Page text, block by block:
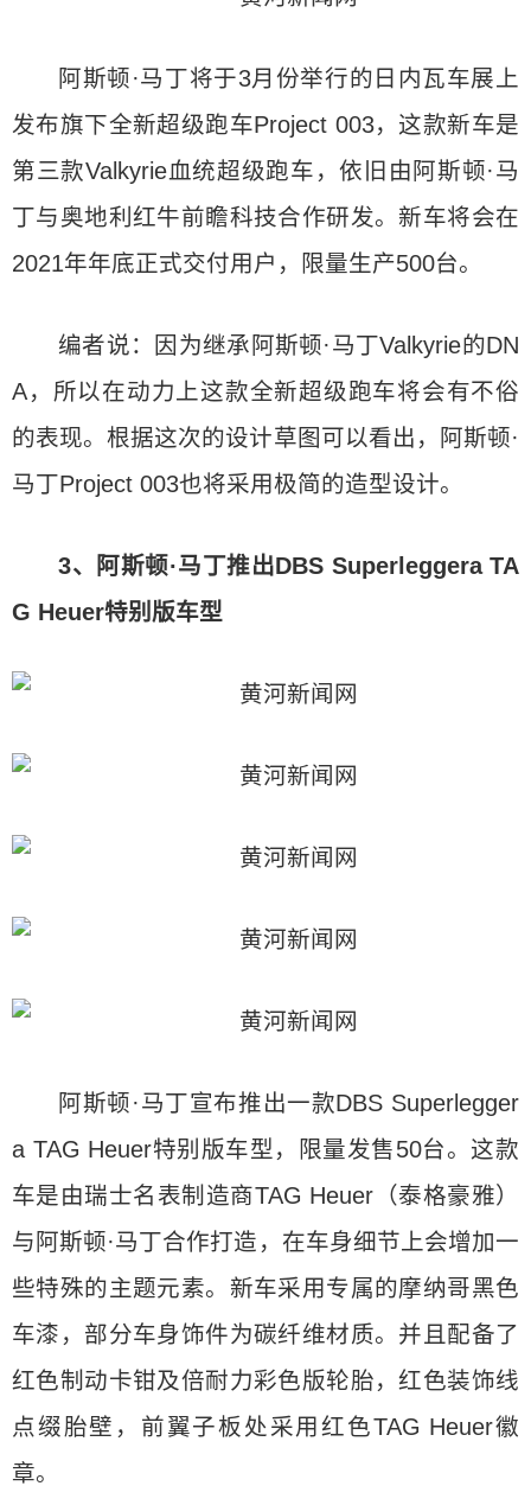
阿斯顿·马丁将于3月份举行的日内瓦车展上
发布旗下全新超级跑车Project 003，这款新车是
第三款Valkyrie血统超级跑车，依旧由阿斯顿·马
丁与奥地利红牛前瞻科技合作研发。新车将会在
2021年年底正式交付用户，限量生产500台。
编者说：因为继承阿斯顿·马丁Valkyrie的DN
A，所以在动力上这款全新超级跑车将会有不俗
的表现。根据这次的设计草图可以看出，阿斯顿·
马丁Project 003也将采用极简的造型设计。
3、阿斯顿·马丁推出DBS Superleggera TA
G Heuer特别版车型
阿斯顿·马丁宣布推出一款DBS Superlegger
a TAG Heuer特别版车型，限量发售50台。这款
车是由瑞士名表制造商TAG Heuer（泰格豪雅）
与阿斯顿·马丁合作打造，在车身细节上会增加一
些特殊的主题元素。新车采用专属的摩纳哥黑色
车漆，部分车身饰件为碳纤维材质。并且配备了
红色制动卡钳及倍耐力彩色版轮胎，红色装饰线
点缀胎壁，前翼子板处采用红色TAG Heuer徽
章。